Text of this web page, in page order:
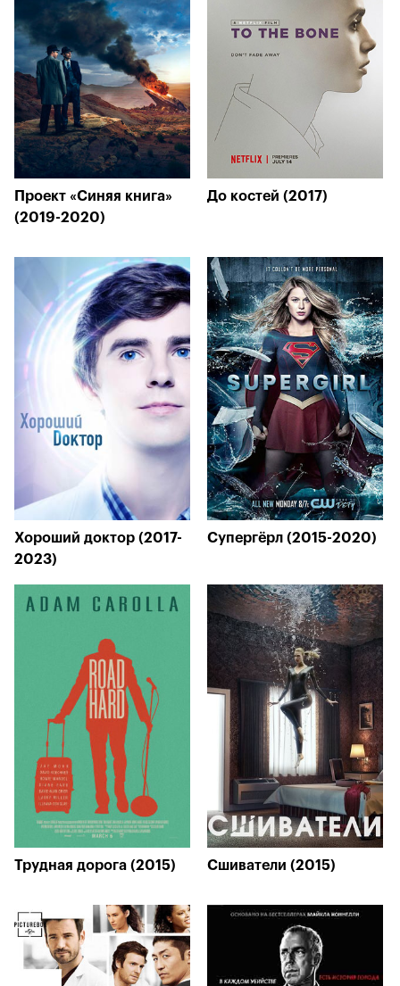
Проект «Синяя книга»
(2019-2020)
До костей (2017)
Хороший доктор (2017-
2023)
Супергёрл (2015-2020)
Трудная дорога (2015) Сшиватели (2015)